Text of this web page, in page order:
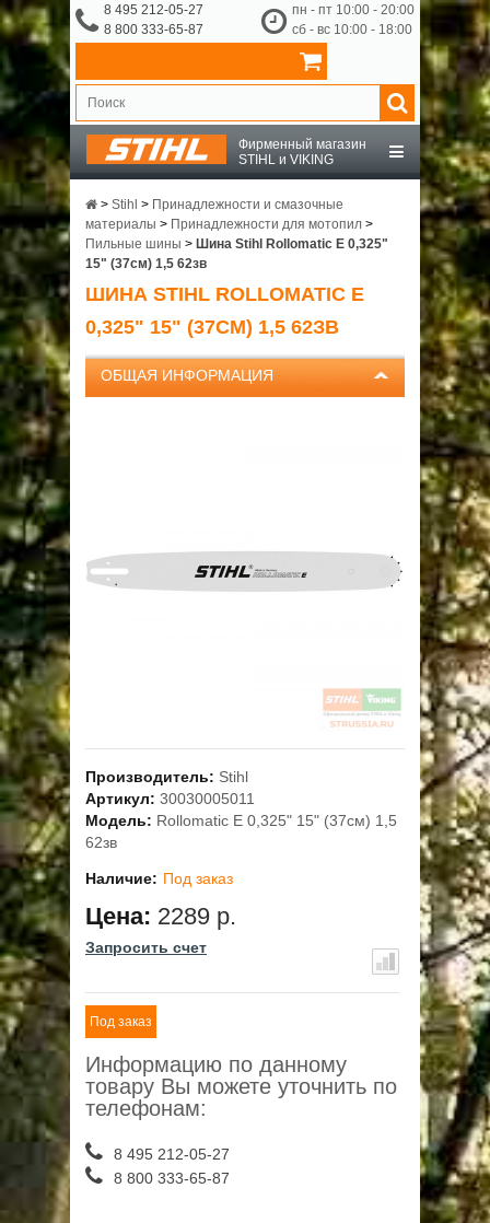
8 495 212-05-27
8 800 333-65-87
пн - пт 10:00 - 20:00
сб - вс 10:00 - 18:00
Фирменный магазин
STIHL и VIKING
STIHL
VIKING
ПРИНАДЛЕЖНОСТИ
ГАРАНТИЯ И СЕРВИС
АКЦИИ
> Stihl > Принадлежности и смазочные
материалы > Принадлежности для мотопил >
Пильные шины > Шина Stihl Rollomatic E 0,325"
15" (37см) 1,5 62зв
ШИНА STIHL ROLLOMATIC E
0,325" 15" (37СМ) 1,5 62ЗВ
ОБЩАЯ ИНФОРМАЦИЯ
Производитель: Stihl
Артикул: 30030005011
Модель: Rollomatic E 0,325" 15" (37см) 1,5
62зв
Наличие: Под заказ
Цена: 2289 р.
Запросить счет
Под заказ
Информацию по данному
товару Вы можете уточнить по
телефонам:
8 495 212-05-27
8 800 333-65-87